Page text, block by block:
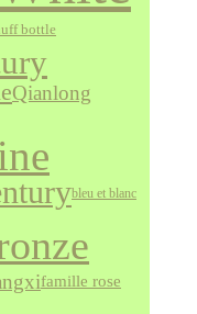
bottle
Qianlong
bleu et blanc
famille rose